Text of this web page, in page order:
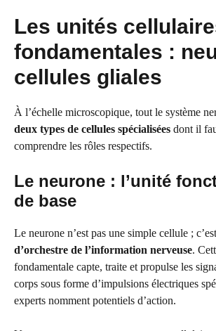
Les unités
fondamentales :
cellules gliales
À l’échelle microscopique, tout le système
deux types de cellules spécialisées dont il
comprendre les rôles respectifs.
Le neurone : l’unité
de base
Le neurone n’est pas une simple cellule ;
d’orchestre de l’information nerveuse.
fondamentale capte, traite et propulse les
corps sous forme d’impulsions électriques
experts nomment potentiels d’action.